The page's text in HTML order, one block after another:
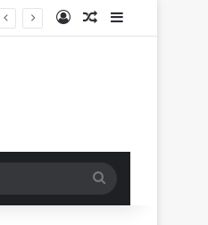
Log InRandom Article
Sidebar
for